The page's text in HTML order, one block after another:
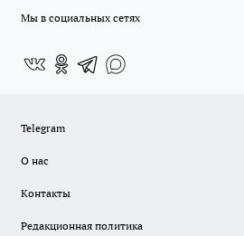
Мы в социальных сетях
Telegram
О нас
Контакты
Редакционная политика